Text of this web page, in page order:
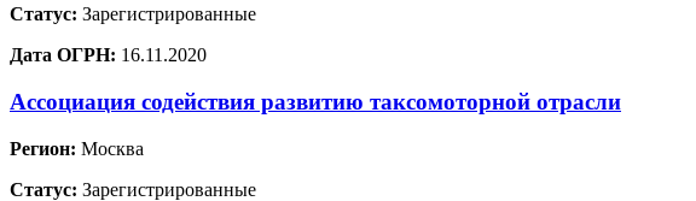
Статус: Зарегистрированные
Дата ОГРН: 16.11.2020
Ассоциация содействия развитию таксомоторной отрасли
Регион: Москва
Статус: Зарегистрированные